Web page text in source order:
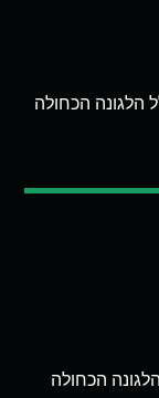
הלגונה הכחולה
הכחולה